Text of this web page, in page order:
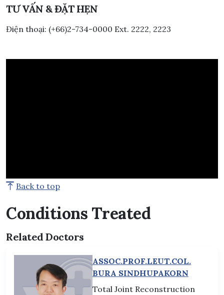
TƯ VẤN & ĐẶT HẸN
Điện thoại: (+66)2-734-0000 Ext. 2222, 2223
Back to top
Conditions Treated
Related Doctors
ASSOC.PROF.LEUT.COL.
BURA SINDHUPAKORN
Total Joint Reconstruction